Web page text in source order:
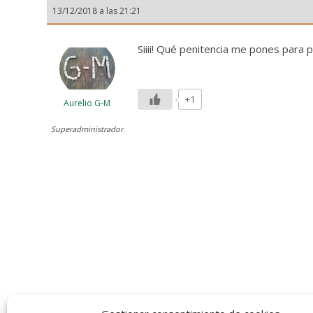
13/12/2018 a las 21:21
Aurelio G-M
Superadministrador
Siiii! Qué penitencia me pones para
+1